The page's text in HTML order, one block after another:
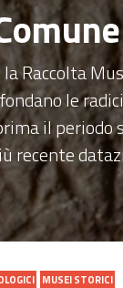
Raccolta
le
il
recente
MUSEI STORICI